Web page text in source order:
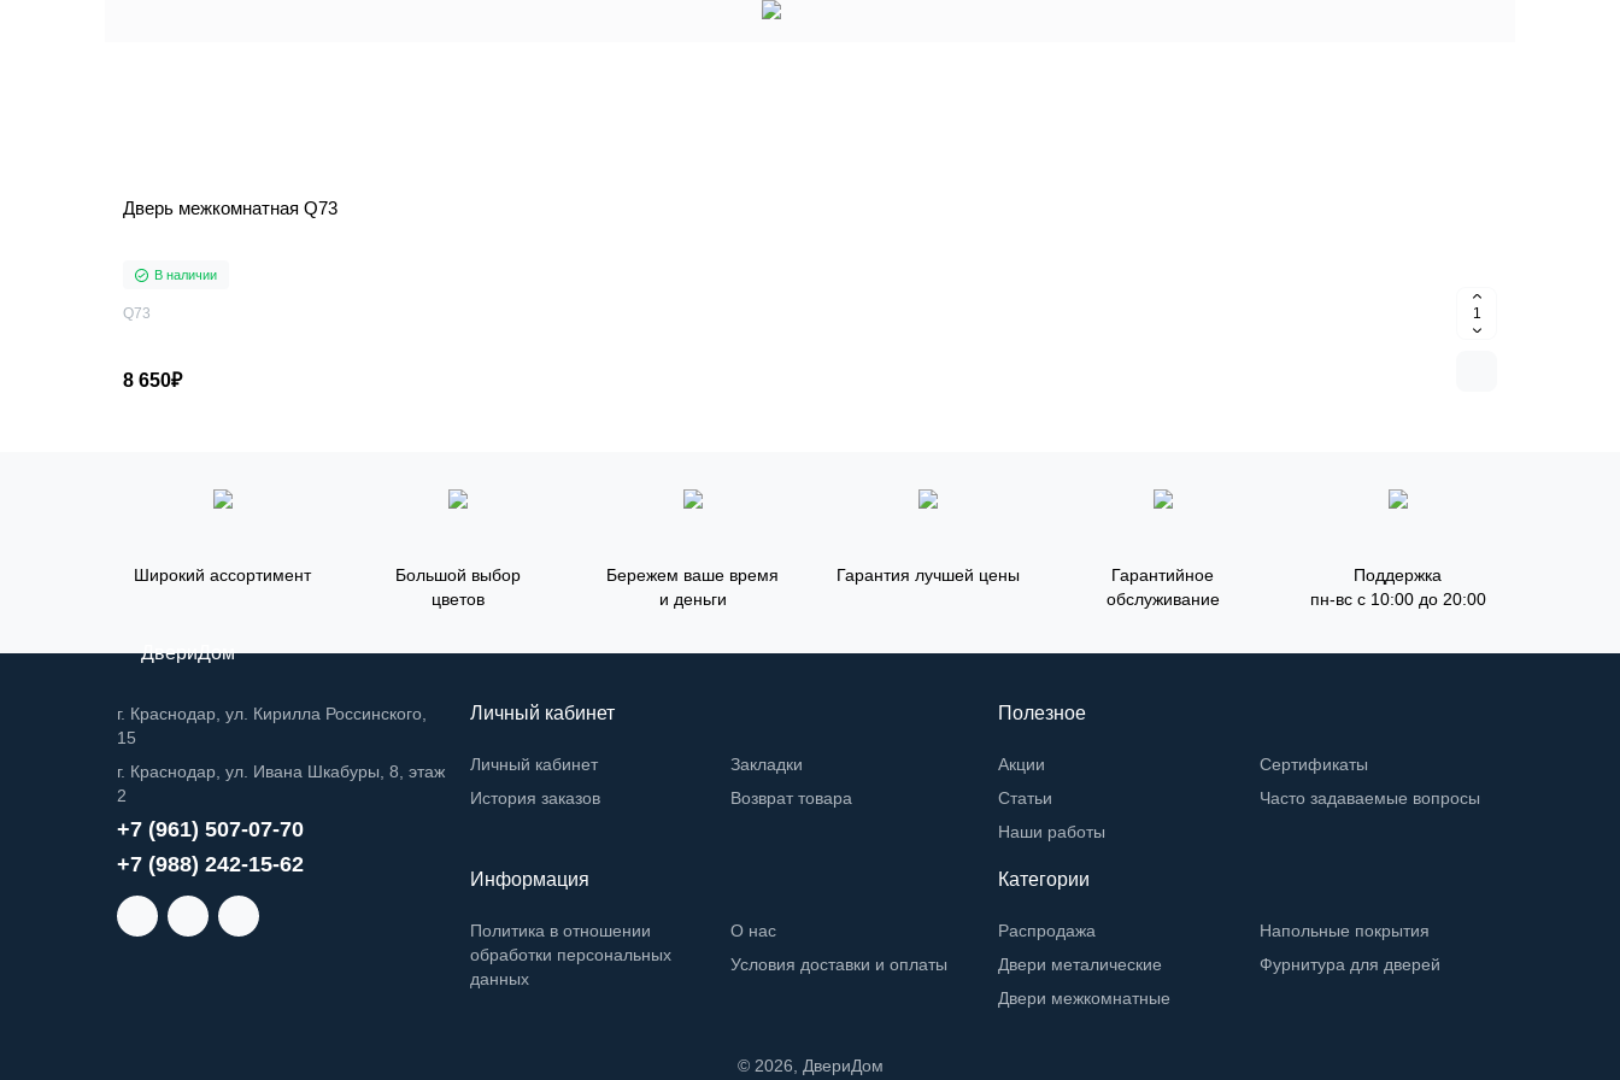
Дверь межкомнатная Q73
В наличии
Q73
8 650₽
Широкий ассортимент
Большой выбор
цветов
Бережем ваше время
и деньги
Гарантия лучшей цены
Гарантийное
обслуживание
Поддержка
пн-вс с 10:00 до 20:00
ДвериДом
г. Краснодар, ул. Кирилла Россинского,
15
г. Краснодар, ул. Ивана Шкабуры, 8, этаж
2
+7 (961) 507-07-70
+7 (988) 242-15-62
Личный кабинет
Личный кабинет
История заказов
Закладки
Возврат товара
Полезное
Акции
Статьи
Наши работы
Сертификаты
Часто задаваемые вопросы
Информация
Политика в отношении
обработки персональных
данных
О нас
Условия доставки и оплаты
Категории
Распродажа
Двери металические
Двери межкомнатные
Напольные покрытия
Фурнитура для дверей
© 2026 , ДвериДом